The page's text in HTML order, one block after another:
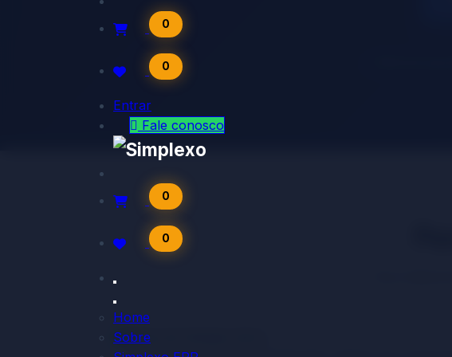
0
0
Entrar
Fale cono​​​​​​​​sco
0
0
Home
Sobre
Time de Vendas Ativo